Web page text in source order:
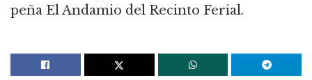
peña El Andamio del Recinto Ferial.